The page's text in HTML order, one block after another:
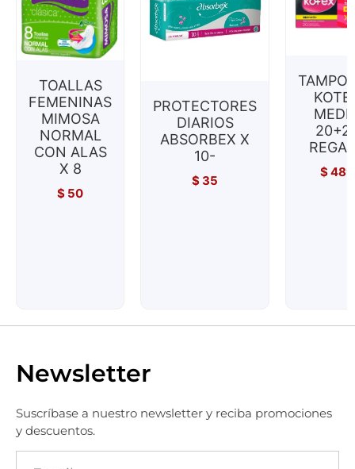
TOALLAS
FEMENINAS
MIMOSA
NORMAL
CON ALAS
X 8
$ 50
PROTECTORES
DIARIOS
ABSORBEX X
10-
$ 35
$489
Newsletter
Suscríbase a nuestro newsletter y reciba promociones
y descuentos.